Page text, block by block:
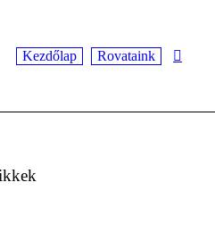
Kezdőlap Rovataink